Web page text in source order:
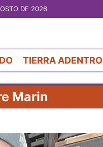
DE 2026
TIERRA ADENTRO
Marin